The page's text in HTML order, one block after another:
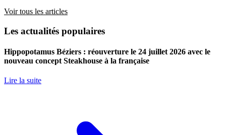
Voir tous les articles
Les actualités populaires
Hippopotamus Béziers : réouverture le 24 juillet 2026 avec le
nouveau concept Steakhouse à la française
Lire la suite